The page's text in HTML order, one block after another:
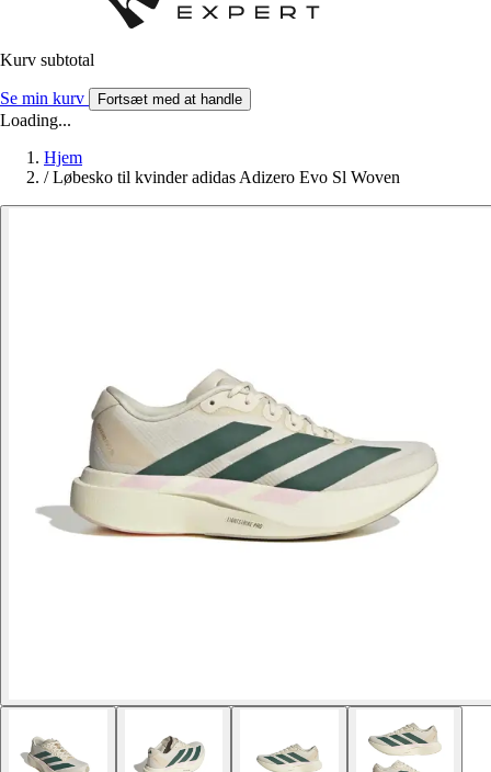
Kurv subtotal
Se min kurv Fortsæt med at handle
Loading...
Hjem
/ Løbesko til kvinder adidas Adizero Evo Sl Woven